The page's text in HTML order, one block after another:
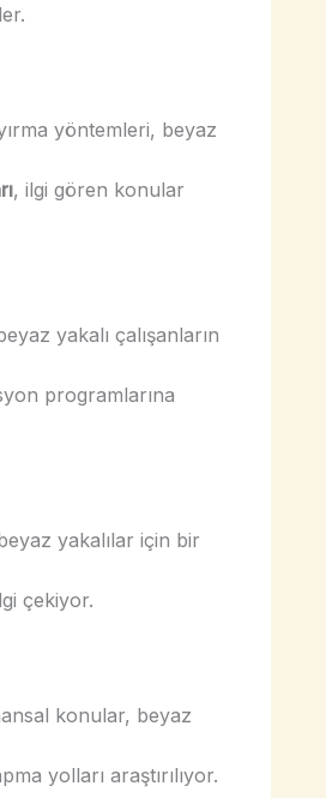
yöntemleri, beyaz
, ilgi gören konular
yakalı çalışanların
programlarına
yakalılar için bir
çekiyor.
konular, beyaz
yolları araştırılıyor.